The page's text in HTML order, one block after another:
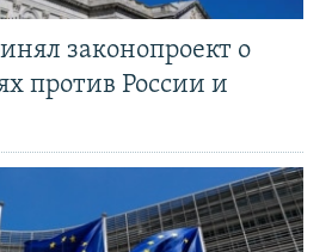
законопроект о
против России и